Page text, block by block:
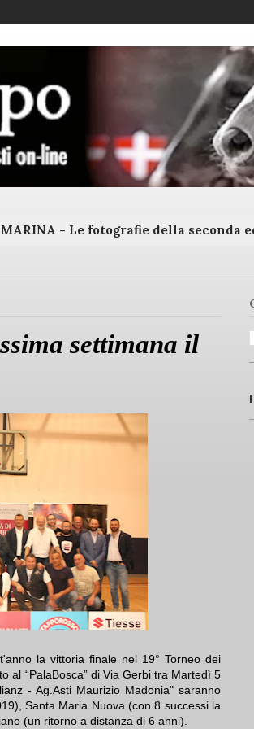
MARINA - Le fotografie della seconda
settimana il
la vittoria finale nel 19° Torneo dei
al “PalaBosca” di Via Gerbi tra Martedì 5
- Ag.Asti Maurizio Madonia" saranno
Santa Maria Nuova (con 8 successi la
(un ritorno a distanza di 6 anni).